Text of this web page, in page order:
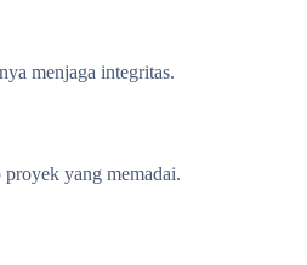
menjaga integritas.
yang memadai.